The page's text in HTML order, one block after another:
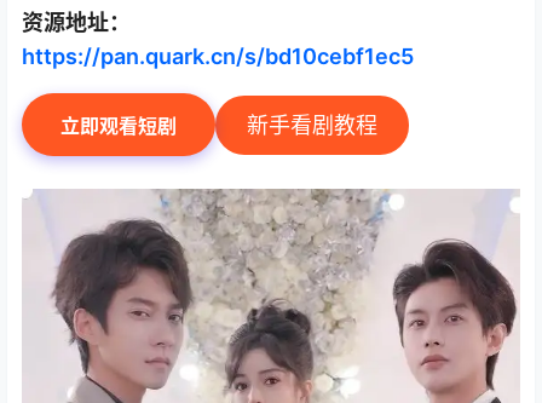
资源地址：
https://pan.quark.cn/s/bd10cebf1ec5
立即观看短剧 新手看剧教程